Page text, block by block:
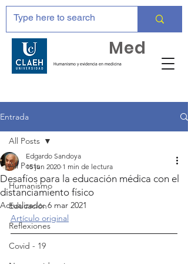
Humanismo y evidencia en medicina
Med
Entrada
All Posts
Humanismo
Educación
Reflexiones
Covid - 19
All Posts
Desafíos para la educación médica con el
distanciamiento físico
Edgardo Sandoya
15 jun 2020 1 min de lectura
Actualizado:6 mar 2021
Artículo original